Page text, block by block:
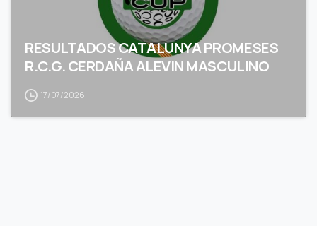
RESULTADOS CATALUNYA PROMESES
R.C.G. CERDAÑA ALEVIN MASCULINO
17/07/2026